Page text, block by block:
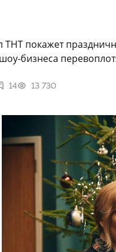
ТНТ покажет
бизнеса
14 13 730